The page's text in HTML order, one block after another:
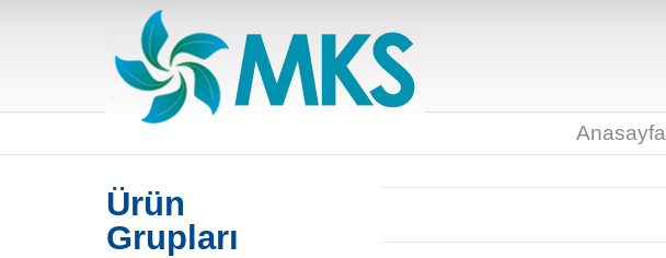
Anasayfa
Ürün
Grupları